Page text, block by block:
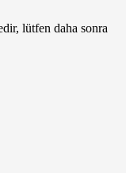
lütfen daha sonra